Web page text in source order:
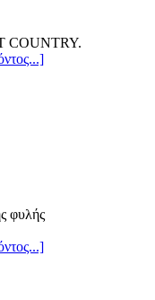
COUNTRY.
φυλής